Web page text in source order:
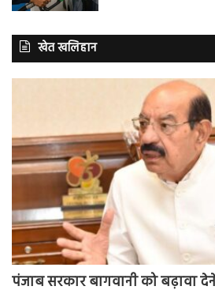
खेत खलिहान
पंजाब सरकार बागवानी को बढ़ावा